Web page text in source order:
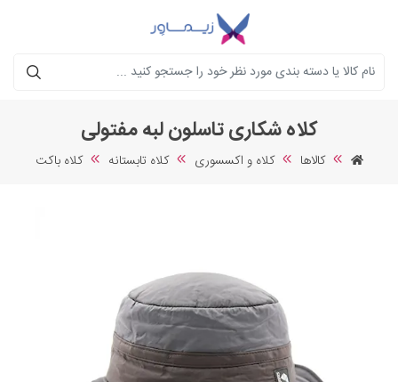
جستجو
کلاه شکاری تاسلون لبه مفتولی
کالاها کلاه و اکسسوری کلاه تابستانه کلاه باکت